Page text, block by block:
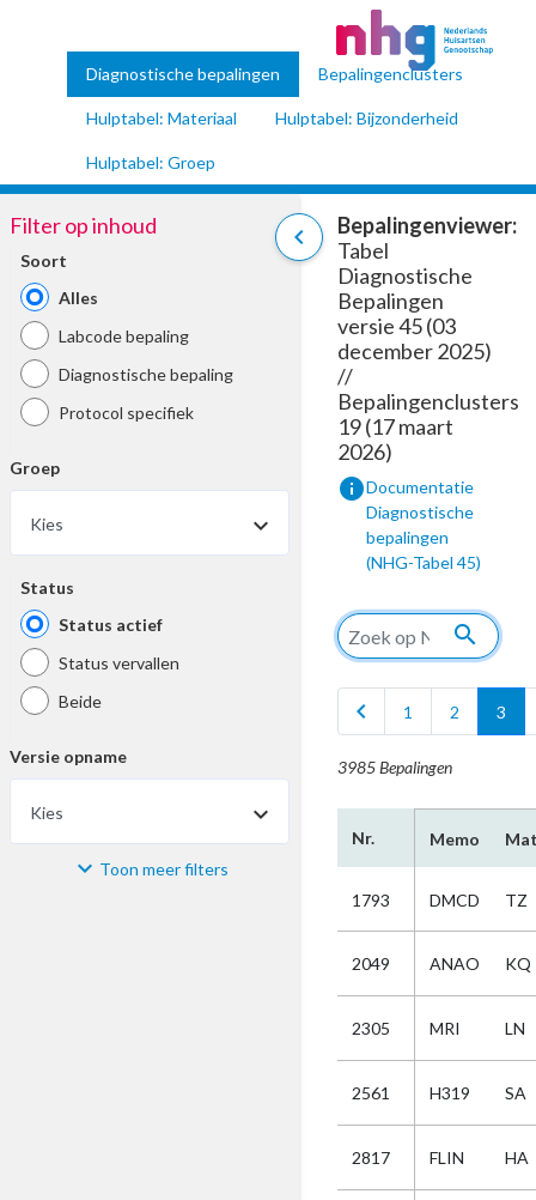
Diagnostische bepalingen Bepalingenclusters
Hulptabel: Materiaal Hulptabel: Bijzonderheid
Hulptabel: Groep
chevron_left
Filter op inhoud
Soort
Alles
Labcode bepaling
Diagnostische bepaling
Protocol specifiek
Groep
Kies
Status
Status actief
Status vervallen
Beide
Versie opname
Kies
Materiaal Toon meer filters
Bepalingenviewer:
Tabel
Diagnostische
Bepalingen
versie 45 (03
december 2025)
//
Bepalingenclusters
19 (17 maart
2026)
infoDocumentatie
Diagnostische
bepalingen
(NHG-Tabel 45)
search
chevron_left 1 2 3
3985 Bepalingen
Nr. Memo
1793 DMCD TZ
2049 ANAO KQ
2305 MRI LN
2561 H319 SA
2817 FLIN HA